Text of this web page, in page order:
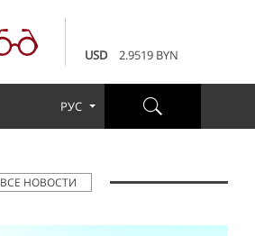
USD
2.9519 BYN
3.4231 BYN
2.9519 BYN
РУС
ВСЕ НОВОСТИ